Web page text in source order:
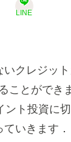
LINE
クレジッ
ことができ
ト投資に
いきます．